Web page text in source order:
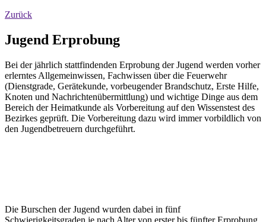
Zurück
Jugend Erprobung
Bei der jährlich stattfindenden Erprobung der Jugend werden vorher
erlerntes Allgemeinwissen, Fachwissen über die Feuerwehr
(Dienstgrade, Gerätekunde, vorbeugender Brandschutz, Erste Hilfe,
Knoten und Nachrichtenübermittlung) und wichtige Dinge aus dem
Bereich der Heimatkunde als Vorbereitung auf den Wissenstest des
Bezirkes geprüft. Die Vorbereitung dazu wird immer vorbildlich von
den Jugendbetreuern durchgeführt.
Die Burschen der Jugend wurden dabei in fünf
Schwierigkeitsgraden je nach Alter von erster bis fünfter Erprobung